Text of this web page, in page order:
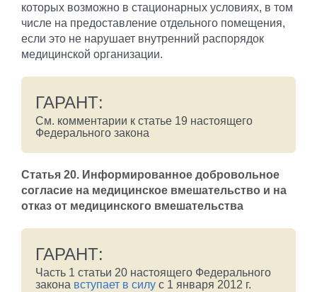
которых возможно в стационарных условиях, в том
числе на предоставление отдельного помещения,
если это не нарушает внутренний распорядок
медицинской организации.
ГАРАНТ:
См. комментарии к статье 19 настоящего
Федерального закона
Статья 20. Информированное добровольное
согласие на медицинское вмешательство и на
отказ от медицинского вмешательства
ГАРАНТ:
Часть 1 статьи 20 настоящего Федерального
закона вступает в силу с 1 января 2012 г.